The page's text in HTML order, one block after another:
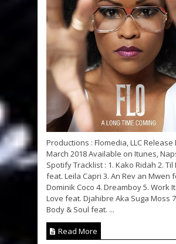
Productions : Flomedia, LLC Release
March 2018 Available on Itunes,
Spotify Tracklist : 1. Kako Ridah 2. Til
feat. Leila Capri 3. An Rev an Mwen
Dominik Coco 4. Dreamboy 5. Work
Love feat. Djahibre Aka Suga Moss
Body & Soul feat. ...
Read More